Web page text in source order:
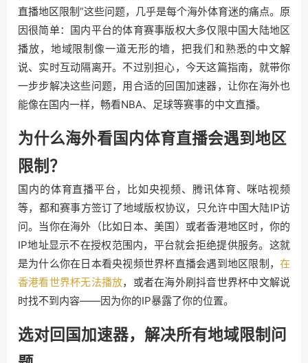
直播地区限制”这些问题，几乎是每个海外体育迷的痛点。原
因很简单：国内平台的体育赛事版权大多仅限中国大陆地区
播放，地域限制像一道无形的墙，把我们和熟悉的中文解
说、实时互动隔离开。不过别担心，今天这篇指南，就带你
一步步解决这些问题，用合适的回国加速器，让你在海外也
能像在国内一样，畅看NBA、足球等赛事的中文直播。
为什么海外看国内体育直播会遇到地区
限制？
国内的体育直播平台，比如央视频、腾讯体育、咪咕视频
等，都和赛事方签订了地域版权协议，只允许中国大陆IP访
问。当你在海外（比如日本、美国）或者香港地区时，你的
IP地址显示不在授权范围内，平台就会拒绝提供服务。这就
是为什么你在日本看央视频世界杯直播会遇到地区限制， 在
香港看世界杯无法播放，或者在海外刷抖音世界杯中文解说
时找不到内容——因为你的IP暴露了你的位置。
选对回国加速器，解决所有地域限制问